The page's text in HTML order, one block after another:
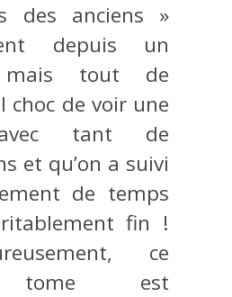
des anciens »
depuis un
mais tout de
choc de voir une
tant de
et qu’on a suivi
de temps
fin !
ce
tome est